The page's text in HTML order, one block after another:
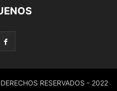
RESERVADOS - 2022